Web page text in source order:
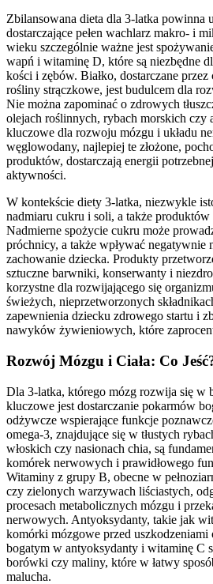
Zbilansowana dieta dla 3-latka powinna
dostarczające pełen wachlarz makro- i
wieku szczególnie ważne jest
wapń i witaminę D, które są niezbędne
kości i zębów. Białko, dostarczane
rośliny strączkowe, jest budulcem dla
Nie można zapominać o zdrowych
olejach roślinnych, rybach morskich czy
kluczowe dla rozwoju mózgu i układu
węglowodany, najlepiej te złożone,
produktów, dostarczają energii
aktywności.
W kontekście diety 3-latka, niezwykle
nadmiaru cukru i soli, a także
Nadmierne spożycie cukru może
próchnicy, a także wpływać negatywnie
zachowanie dziecka. Produkty
sztuczne barwniki, konserwanty i
korzystne dla rozwijającego się
świeżych, nieprzetworzonych
zapewnienia dziecku zdrowego startu i
nawyków żywieniowych, które
Rozwój Mózgu i Ciała: Co
Dla 3-latka, którego mózg rozwija się w
kluczowe jest dostarczanie pokarmów
odżywcze wspierające funkcje
omega-3, znajdujące się w tłustych
włoskich czy nasionach chia, są
komórek nerwowych i prawidłowego
Witaminy z grupy B, obecne w
czy zielonych warzywach liściastych,
procesach metabolicznych mózgu i
nerwowych. Antyoksydanty, takie jak
komórki mózgowe przed
bogatym w antyoksydanty i witaminę C
borówki czy maliny, które w łatwy
malucha.